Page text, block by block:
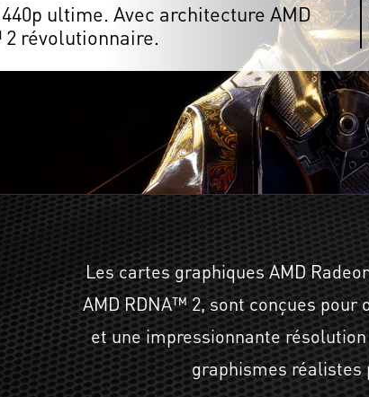
ultime. Avec architecture AMD
2 révolutionnaire.
Les cartes graphiques AMD
AMD RDNA™ 2, sont conçues
et une impressionnante résolution
graphismes réalistes